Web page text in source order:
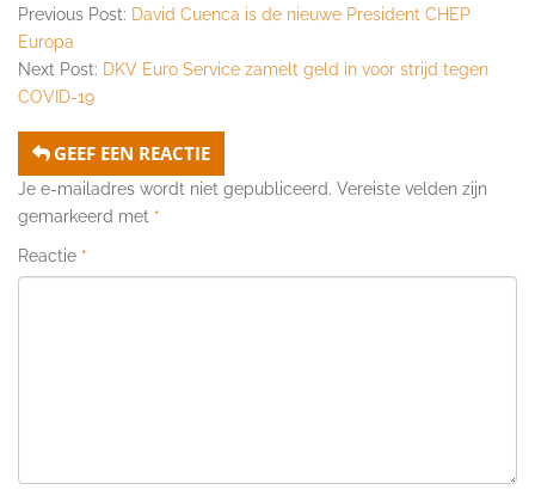
Previous Post: David Cuenca is de nieuwe President CHEP
Europa
Next Post: DKV Euro Service zamelt geld in voor strijd tegen
COVID-19
GEEF EEN REACTIE
Je e-mailadres wordt niet gepubliceerd. Vereiste velden zijn
gemarkeerd met *
Reactie *